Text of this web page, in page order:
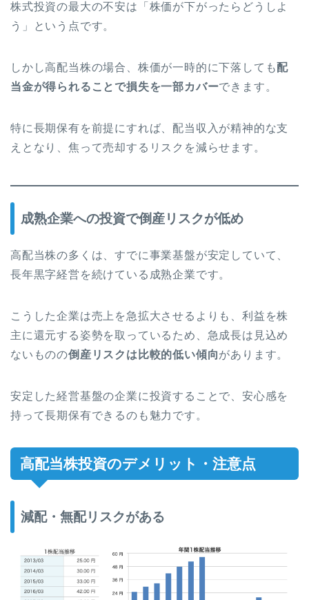
株式投資の最大の不安は「株価が下がったらどうしよ
う」という点です。
しかし高配当株の場合、株価が一時的に下落しても配
当金が得られることで損失を一部カバーできます。
特に長期保有を前提にすれば、配当収入が精神的な支
えとなり、焦って売却するリスクを減らせます。
成熟企業への投資で倒産リスクが低め
高配当株の多くは、すでに事業基盤が安定していて、
長年黒字経営を続けている成熟企業です。
こうした企業は売上を急拡大させるよりも、利益を株
主に還元する姿勢を取っているため、急成長は見込め
ないものの倒産リスクは比較的低い傾向があります。
安定した経営基盤の企業に投資することで、安心感を
持って長期保有できるのも魅力です。
高配当株投資のデメリット・注意点
減配・無配リスクがある